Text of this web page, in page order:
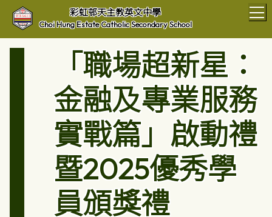
彩虹邨天主教英文中學
Choi Hung Estate Catholic Secondary School
「職場超新星：
金融及專業服務
實戰篇」啟動禮
暨2025優秀學
員頒獎禮